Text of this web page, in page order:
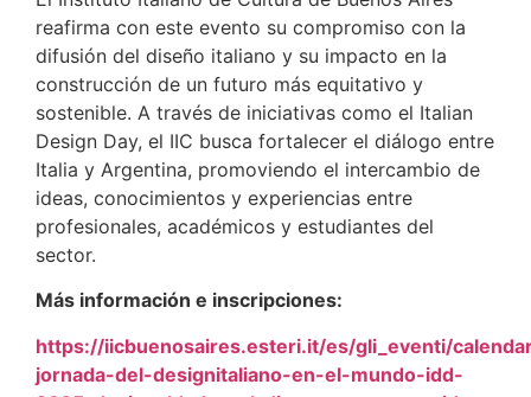
reafirma con este evento su compromiso con la
difusión del diseño italiano y su impacto en la
construcción de un futuro más equitativo y
sostenible. A través de iniciativas como el Italian
Design Day, el IIC busca fortalecer el diálogo entre
Italia y Argentina, promoviendo el intercambio de
ideas, conocimientos y experiencias entre
profesionales, académicos y estudiantes del
sector.
Más información e inscripciones:
https://iicbuenosaires.esteri.it/es/gli_eventi/
jornada-del-designitaliano-en-el-mundo-idd-